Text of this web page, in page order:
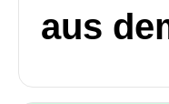
aus